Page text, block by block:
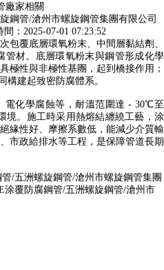
廠家相關
鋼管/滄州市螺旋鋼管集團有限公司
： 2025-07-01 07:23:52
包覆底層環氧粉末、中間層黏結劑、
管材。底層環氧粉末與鋼管形成化學
極性與非極性基團，起到橋接作用；
構建起致密防腐體系。
電化學腐蝕等，耐溫范圍達 - 30℃至
境。施工時采用熱熔結纏繞工藝，涂
緣性好、摩擦系數低，能減少介質輸
市政給排水等工程，是保障管道長期
/五洲螺旋鋼管/滄州市螺旋鋼管集團
涂覆防腐鋼管/五洲螺旋鋼管/滄州市